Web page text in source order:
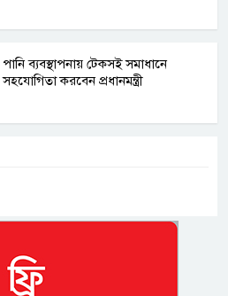
পানি ব্যবস্থাপনায় টেকসই সমাধানে
সহযোগিতা করবেন প্রধানমন্ত্রী